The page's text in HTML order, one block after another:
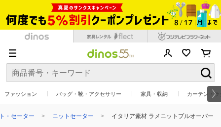
ファッション バッグ・靴・アクセサリー 家具・収納 カーテン・
・セーター ニットセーター イタリア素材 ラメニットプルオーバー